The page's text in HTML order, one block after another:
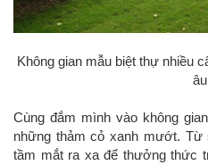
Không gian mẫu biệt thự nhiều
âu
Cùng đắm mình vào không
những thảm cỏ xanh mướt. Từ
tầm mắt ra xa để thưởng thức